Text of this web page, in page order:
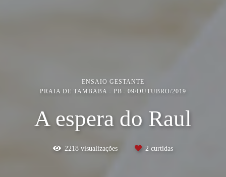
ENSAIO GESTANTE
PRAIA DE TAMBABA - PB
09/OUTUBRO/2019
A espera do Raul
2218 visualizações 2 curtidas